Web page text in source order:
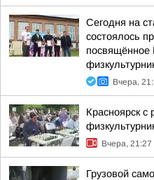
Сегодня на
состоялось
посвящённое
Вчера,
Красноярск
Вчера, 21:27
Грузовой